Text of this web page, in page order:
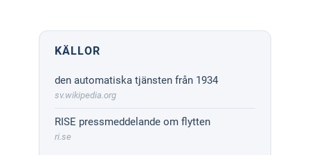
KÄLLOR
den automatiska tjänsten från 1934
sv.wikipedia.org
RISE pressmeddelande om flytten
ri.se